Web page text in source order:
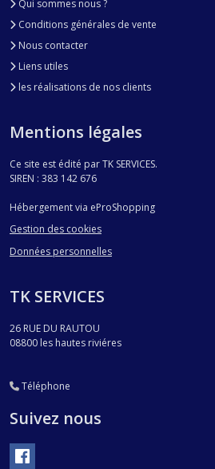
Qui sommes nous ?
Conditions générales de vente
Nous contacter
Liens utiles
les réalisations de nos clients
Mentions légales
Ce site est édité par TK SERVICES.
SIREN : 383 142 676
Hébergement via eProShopping
Gestion des cookies
Données personnelles
TK SERVICES
26 RUE DU RAUTOU
08800 les hautes riviéres
Téléphone
Suivez nous